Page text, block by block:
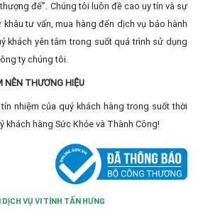
đế”. Chúng tôi luôn đề cao uy tín và sự
tư vấn, mua hàng đến dịch vụ bảo hành
khách yên tâm trong suốt quá trình sử dụng
ty chúng tôi.
NÊN THƯƠNG HIỆU
nhiệm của quý khách hàng trong suốt thời
khách hàng Sức Khỏe và Thành Công!
VỤ VI TÍNH TẤN HƯNG